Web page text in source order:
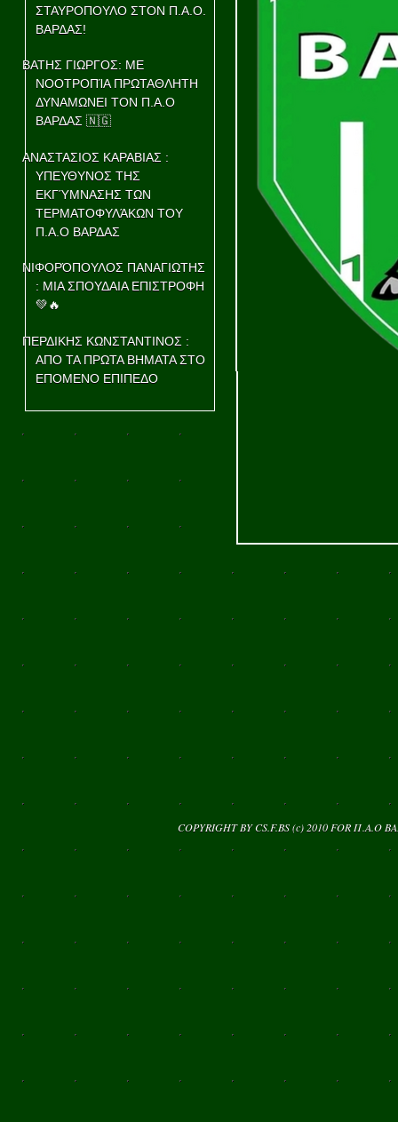
ΣΤΑΥΡΟΠΟΥΛΟ ΣΤΟΝ Π.Α.Ο.
ΒΑΡΔΑΣ!
ΒΑΤΗΣ ΓΙΩΡΓΟΣ: ΜΕ
ΝΟΟΤΡΟΠΊΑ ΠΡΩΤΑΘΛΗΤΗ
ΔΥΝΑΜΩΝΕΙ ΤΟΝ Π.Α.Ο
ΒΑΡΔΑΣ 🇳🇬
ΑΝΑΣΤΑΣΙΟΣ ΚΑΡΑΒΙΑΣ :
ΥΠΕΥΘΥΝΟΣ ΤΗΣ
ΕΚΓΎΜΝΑΣΗΣ ΤΩΝ
ΤΕΡΜΑΤΟΦΥΛΆΚΩΝ ΤΟΥ
Π.Α.Ο ΒΑΡΔΑΣ
ΝΙΦΟΡΌΠΟΥΛΟΣ ΠΑΝΑΓΙΩΤΗΣ
: ΜΙΑ ΣΠΟΥΔΑΙΑ ΕΠΙΣΤΡΟΦΗ
💚🔥
ΠΕΡΔΙΚΗΣ ΚΩΝΣΤΑΝΤΙΝΟΣ :
ΑΠΟ ΤΑ ΠΡΩΤΑ ΒΗΜΑΤΑ ΣΤΟ
ΕΠΟΜΕΝΟ ΕΠΙΠΕΔΟ
COPYRIGHT BY CS.F.BS (c) 2010 FOR Π.Α.Ο